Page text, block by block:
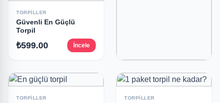
TORPILLER
Güvenli En Güçlü
Torpil
₺599.00 İncele
1 tane Torpil Kaç TL
₺599.00
TORPILLER TORPILLER